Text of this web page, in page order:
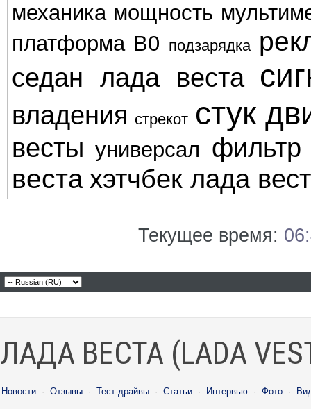
механика мощность
платформа В0
подзарядка
седан лада веста
владения стрекот стук
весты универсал
веста хэтчбек лада
Текущее время:
ЛАДА ВЕСТА (LADA
Новости · Отзывы · Тест-драйвы · Статьи · Интервью · Фото ·